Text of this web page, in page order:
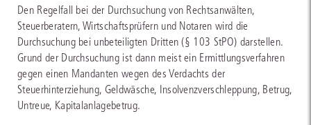
Den Regelfall bei der Durchsuchung von Rechtsanwälten,
Steuerberatern, Wirtschaftsprüfern und Notaren wird die
Durchsuchung bei unbeteiligten Dritten (§ 103 StPO) darstellen.
Grund der Durchsuchung ist dann meist ein Ermittlungsverfahren
gegen einen Mandanten wegen des Verdachts der
Steuerhinterziehung, Geldwäsche, Insolvenzverschleppung, Betrug,
Untreue, Kapitalanlagebetrug.